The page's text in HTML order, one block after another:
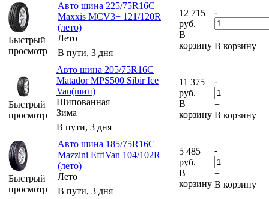
Быстрый
просмотр
Авто шина 225/75R16C
Maxxis MCV3+ 121/120R
(лето)
Лето
В пути, 3 дня
12 715
руб.
В
корзину
-
+
В корзину
Быстрый
просмотр
Авто шина 205/75R16C
Matador MPS500 Sibir Ice
Van(шип)
Шипованная
Зима
В пути, 3 дня
11 375
руб.
В
корзину
-
+
В корзину
Быстрый
просмотр
Авто шина 185/75R16C
Mazzini EffiVan 104/102R
(лето)
Лето
В пути, 3 дня
5 485
руб.
В
корзину
-
+
В корзину